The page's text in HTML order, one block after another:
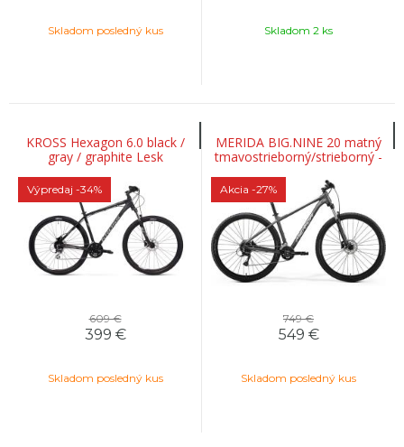
Skladom posledný kus Skladom 2 ks
KROSS Hexagon 6.0 black /
gray / graphite Lesk
Výpredaj -34%
609 €
399 €
Skladom posledný kus
MERIDA BIG.NINE 20 matný
tmavostrieborný/strieborný -
29"
Akcia -27%
749 €
549 €
Skladom posledný kus